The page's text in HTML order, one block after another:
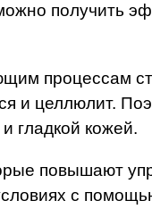
получить
процессам
и целлюлит.
гладкой кожей.
повышают
с